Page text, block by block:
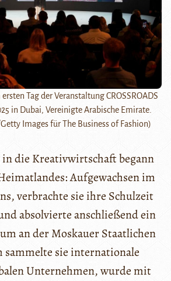
Tag der Veranstaltung CROSSROADS
in Dubai, Vereinigte Arabische Emirate.
Images für The Business of Fashion)
in die Kreativwirtschaft begann
Aufgewachsen im
verbrachte sie ihre Schulzeit
absolvierte anschließend ein
an der Moskauer Staatlichen
sie internationale
Unternehmen, wurde mit